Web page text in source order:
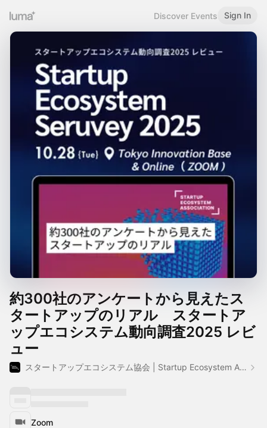
Discover Events Sign In
約300社のアンケートから見えたス
タートアップのリアル スタートア
ップエコシステム動向調査2025 レビ
ュー
​​スタートアップエコシステム協会 | Startup Ecosystem Association Japan
Zoom